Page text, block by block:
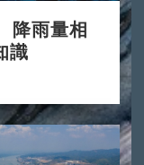
降雨量相
識